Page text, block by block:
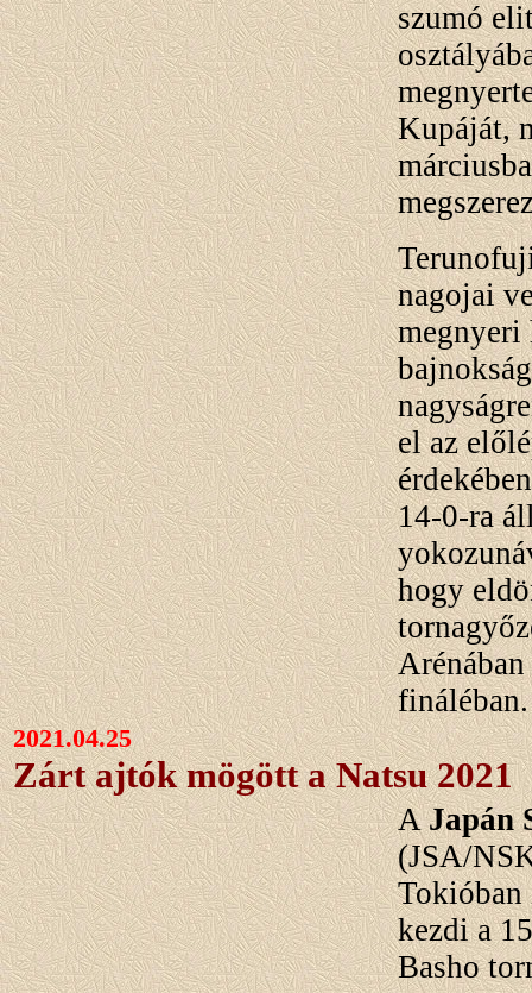
szumó
Kupáját,
nagojai
megnyeri
el az
14-0-ra
hogy
fináléban.
2021.04.25
Zárt ajtók mögött a Natsu 2021
AJapán
(JSA/
kezdi a
Basho